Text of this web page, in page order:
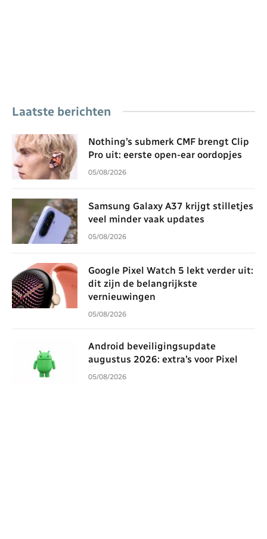
Laatste berichten
Nothing’s submerk CMF brengt Clip
Pro uit: eerste open-ear oordopjes
05/08/2026
Samsung Galaxy A37 krijgt stilletjes
veel minder vaak updates
05/08/2026
Google Pixel Watch 5 lekt verder uit:
dit zijn de belangrijkste
vernieuwingen
05/08/2026
Android beveiligingsupdate
augustus 2026: extra’s voor Pixel
05/08/2026